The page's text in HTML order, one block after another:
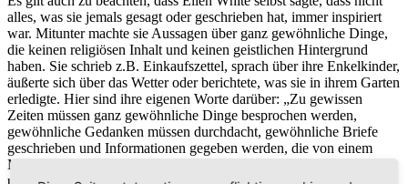
alles, was sie jemals gesagt oder geschrieben hat, immer inspiriert
war. Mitunter machte sie Aussagen über ganz gewöhnliche Dinge,
die keinen religiösen Inhalt und keinen geistlichen Hintergrund
haben. Sie schrieb z.B. Einkaufszettel, sprach über ihre Enkelkinder,
äußerte sich über das Wetter oder berichtete, was sie in ihrem Garten
erledigte. Hier sind ihre eigenen Worte darüber: „Zu gewissen
Zeiten müssen ganz gewöhnliche Dinge besprochen werden,
gewöhnliche Gedanken müssen durchdacht, gewöhnliche Briefe
geschrieben und Informationen gegeben werden, die von einem
Mitarbeiter an den anderen weitergegeben wurden. Solche Worte
und Informationen sind nicht unter dem besonderen Einfluß des